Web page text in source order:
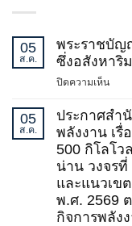
05
ส.ค.
พระราชบัญ
ซึ่งอสังหาริ
ปิดความเห็นบน
ราช
บัญ
ว่า
ด้วย
การ
เวน
และ
การ
05
ส.ค.
ประกาศสำ
พลังงาน เรื่
500 กิโลโ
น่าน วงจรที่
และแนวเข
พ.ศ. 2569
กิจการพลัง